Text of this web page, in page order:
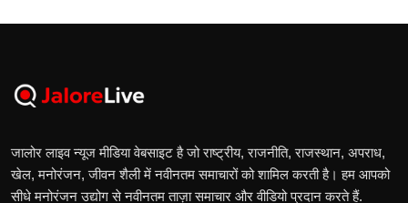
जालोर लाइव न्यूज मीडिया वेबसाइट है जो राष्ट्रीय, राजनीति, राजस्थान, अपराध,
खेल, मनोरंजन, जीवन शैली में नवीनतम समाचारों को शामिल करती है। हम आपको
सीधे मनोरंजन उद्योग से नवीनतम ताज़ा समाचार और वीडियो प्रदान करते हैं.